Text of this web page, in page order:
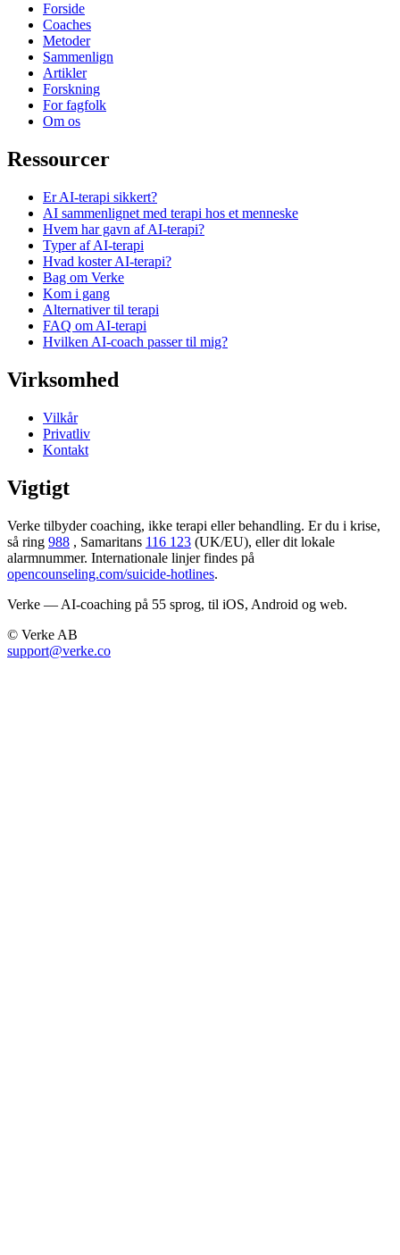
Forside
Coaches
Metoder
Sammenlign
Artikler
Forskning
For fagfolk
Om os
Ressourcer
Er AI-terapi sikkert?
AI sammenlignet med terapi hos et menneske
Hvem har gavn af AI-terapi?
Typer af AI-terapi
Hvad koster AI-terapi?
Bag om Verke
Kom i gang
Alternativer til terapi
FAQ om AI-terapi
Hvilken AI-coach passer til mig?
Virksomhed
Vilkår
Privatliv
Kontakt
Vigtigt
Verke tilbyder coaching, ikke terapi eller behandling. Er du i krise,
så ring 988 , Samaritans 116 123 (UK/EU), eller dit lokale
alarmnummer. Internationale linjer findes på
opencounseling.com/suicide-hotlines.
Verke — AI-coaching på 55 sprog, til iOS, Android og web.
© Verke AB
support@verke.co